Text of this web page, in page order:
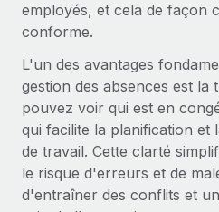
employés, et cela de façon
conforme.
L'un des avantages
gestion des absences est la
pouvez voir qui est en
qui facilite la planification et
de travail. Cette clarté
le risque d'erreurs et de
d'entraîner des conflits et